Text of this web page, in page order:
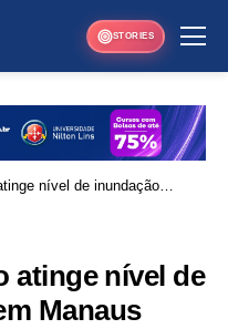
STORIES
nível de inundação
atinge nível de
Manaus